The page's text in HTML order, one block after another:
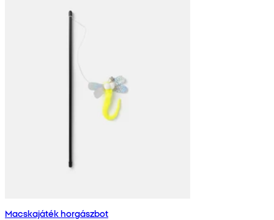
Macskajáték horgászbot